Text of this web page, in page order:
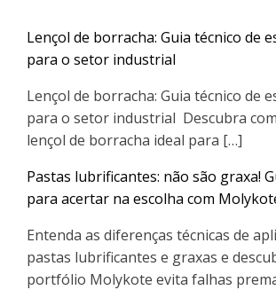
Lençol de borracha: Guia técnico de
para o setor industrial
Lençol de borracha: Guia técnico de
para o setor industrial Descubra
lençol de borracha ideal para […]
Pastas lubrificantes: não são graxa!
para acertar na escolha com
Entenda as diferenças técnicas de
pastas lubrificantes e graxas e
portfólio Molykote evita falhas